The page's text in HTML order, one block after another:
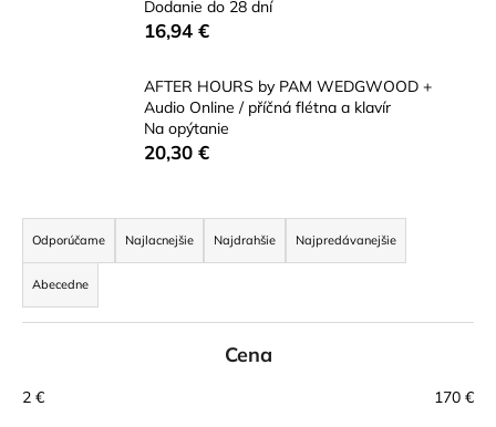
Dodanie do 28 dní
16,94 €
AFTER HOURS by PAM WEDGWOOD +
Audio Online / příčná flétna a klavír
Na opýtanie
20,30 €
R
a
d
e
n
e
Odporúčame Najlacnejšie Najdrahšie Najpredávanejšie
Abecedne
Cena
2 € 170 €
STAGG
BOX
PUZDRO
NA
16